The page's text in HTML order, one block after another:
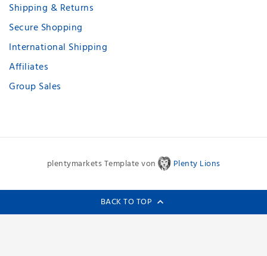
Shipping & Returns
Secure Shopping
International Shipping
Affiliates
Group Sales
plentymarkets Template von Plenty Lions
BACK TO TOP